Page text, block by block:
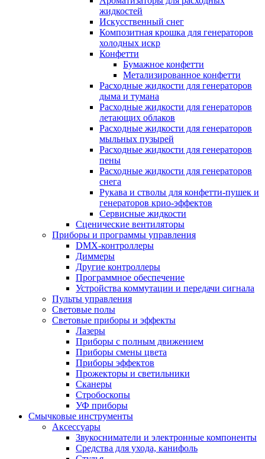
жидкостей
Искусственный снег
Композитная крошка для генераторов
холодных искр
Конфетти
Бумажное конфетти
Метализированное конфетти
Расходные жидкости для генераторов
дыма и тумана
Расходные жидкости для генераторов
летающих облаков
Расходные жидкости для генераторов
мыльных пузырей
Расходные жидкости для генераторов
пены
Расходные жидкости для генераторов
снега
Рукава и стволы для конфетти-пушек и
генераторов крио-эффектов
Сервисные жидкости
Сценические вентиляторы
Приборы и программы управления
DMX-контроллеры
Диммеры
Другие контроллеры
Программное обеспечение
Устройства коммутации и передачи сигнала
Пульты управления
Световые полы
Световые приборы и эффекты
Лазеры
Приборы с полным движением
Приборы смены цвета
Приборы эффектов
Прожекторы и светильники
Сканеры
Стробоскопы
УФ приборы
Смычковые инструменты
Аксессуары
Звукосниматели и электронные компоненты
Средства для ухода, канифоль